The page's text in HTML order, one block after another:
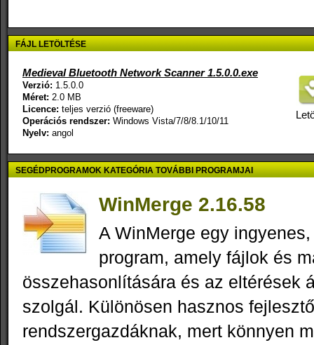
FÁJL LETÖLTÉSE
Medieval Bluetooth Network Scanner 1.5.0.0.exe
Verzió: 1.5.0.0
Méret: 2.0 MB
Licence: teljes verzió (freeware)
Operációs rendszer: Windows Vista/7/8/8.1/10/11
Nyelv: angol
SEGÉDPROGRAMOK KATEGÓRIA TOVÁBBI PROGRAMJAI
WinMerge 2.16.58
A WinMerge egy
program, amely fájlok és
összehasonlítására és az eltérések
szolgál. Különösen hasznos
rendszergazdáknak, mert könnyen